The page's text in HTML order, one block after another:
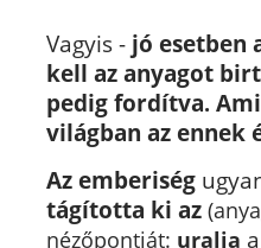
Vagyis - jó esetben
kell az anyagot
pedig fordítva.
világban az ennek
Az emberiség
tágította ki az
nézőpontját: uralja